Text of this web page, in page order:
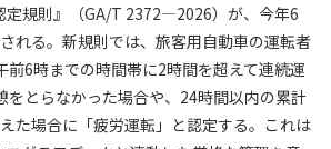
定規則』（GA/T 2372—2026）が、今年6
れる。新規則では、旅客用自動車の運転者
前6時までの時間帯に2時間を超えて連続運
をとらなかった場合や、24時間以内の累計
た場合に「疲労運転」と認定する。これは